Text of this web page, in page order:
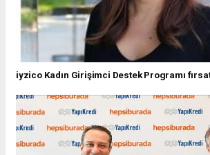
iyzico Kadın Girişimci Destek Programı